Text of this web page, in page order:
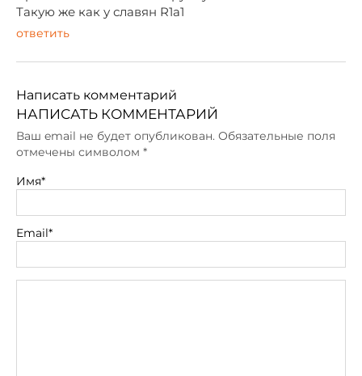
Такую же как у славян R1a1
ответить
Написать комментарий
НАПИСАТЬ КОММЕНТАРИЙ
Ваш email не будет опубликован. Обязательные поля
отмечены символом *
Имя*
Email*